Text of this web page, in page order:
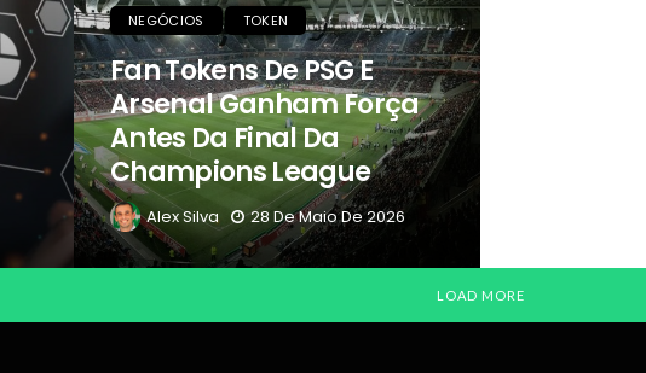
NEGÓCIOS TOKEN
Fan Tokens De PSG E
Arsenal Ganham Força
Antes Da Final Da
Champions League
Alex Silva 28 De Maio De 2026
LOAD MORE